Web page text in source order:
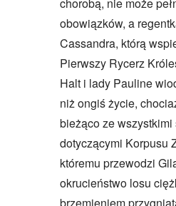
chorobą, nie może
obowiązków, a
Cassandra, którą
Pierwszy Rycerz
Halt i lady Pauline
niż ongiś życie,
bieżąco ze wszystkimi
dotyczącymi Korpusu
któremu przewodzi
okrucieństwo losu